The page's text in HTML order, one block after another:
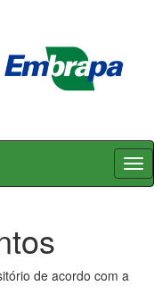
de acordo com a